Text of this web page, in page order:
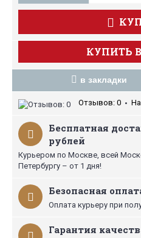
КУПИТЬ
в закладки
Отзывов: 0 •
Бесплатная
рублей
Курьером по Москве, всей
Петербургу – от 1 дня!
Безопасная
Оплата курьеру при
Гарантия